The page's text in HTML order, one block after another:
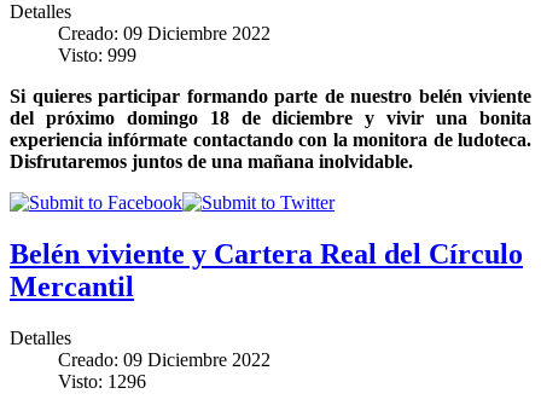
Detalles
Creado: 09 Diciembre 2022
Visto: 999
Si quieres participar formando parte de nuestro belén viviente
del próximo domingo 18 de diciembre y vivir una bonita
experiencia infórmate contactando con la monitora de ludoteca.
Disfrutaremos juntos de una mañana inolvidable.
Belén viviente y Cartera Real del Círculo
Mercantil
Detalles
Creado: 09 Diciembre 2022
Visto: 1296